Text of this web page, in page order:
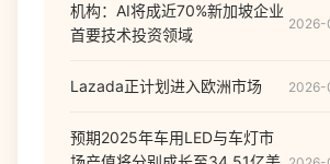
机构：AI将成近70%新加坡企业
首要技术投资领域
2026-
Lazada正计划进入欧洲市场 2026-
预期2025年车用LED与车灯市